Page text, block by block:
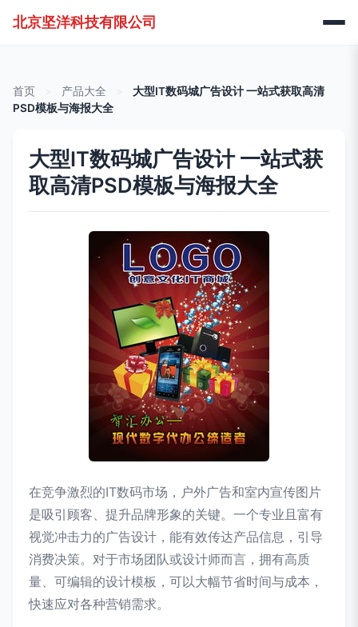
北京坚洋科技有限公司
首页 产品大全
大型IT数码城广告设计 一站式获取高清
PSD模板与海报大全
大型IT数码城广告设计 一站式获
取高清PSD模板与海报大全
在竞争激烈的IT数码市场，户外广告和室内宣传图片
是吸引顾客、提升品牌形象的关键。一个专业且富有
视觉冲击力的广告设计，能有效传达产品信息，引导
消费决策。对于市场团队或设计师而言，拥有高质
量、可编辑的设计模板，可以大幅节省时间与成本，
快速应对各种营销需求。